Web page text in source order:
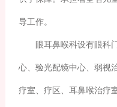
导工作。
眼耳鼻喉科设有眼科门
心、验光配镜中心、弱视
疗室、疗区、耳鼻喉治疗